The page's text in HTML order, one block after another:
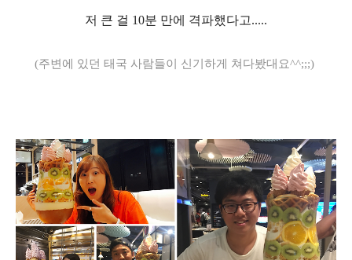
저 큰 걸 10분 만에 격파했다고.....
(주변에 있던 태국 사람들이 신기하게 쳐다봤대요^^;;;)